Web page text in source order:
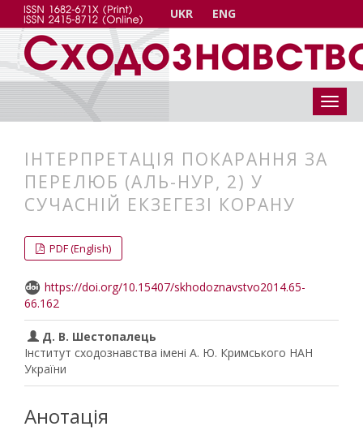
UKR ENG
ІНТЕРПРЕТАЦІЯ ПОКАРАННЯ ЗА
ПЕРЕЛЮБ (АЛЬ-НУР, 2) У
СУЧАСНІЙ ЕКЗЕГЕЗІ КОРАНУ
PDF (English)
https://doi.org/10.15407/skhodoznavstvo2014.65-
66.162
Д. В. Шестопалець
Інститут сходознавства імені А. Ю. Кримського НАН
України
Анотація